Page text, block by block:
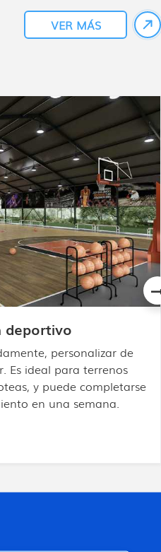
VER MÁS
con múltiples
estructura de
instalación sin dañar los
fuera de la obra